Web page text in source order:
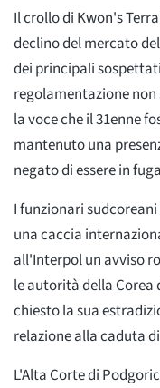
Il crollo di Kwon's
declino del mercato
dei principali
regolamentazione non
la voce che il 31enne
mantenuto una
negato di essere in
I funzionari
una caccia
all'Interpol un avviso
le autorità della Corea
chiesto la sua
relazione alla caduta
L'Alta Corte di